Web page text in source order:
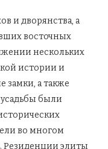
и дворянства, а
восточных
нескольких
истории и
замки, а также
были
во многом
Резиденции элиты